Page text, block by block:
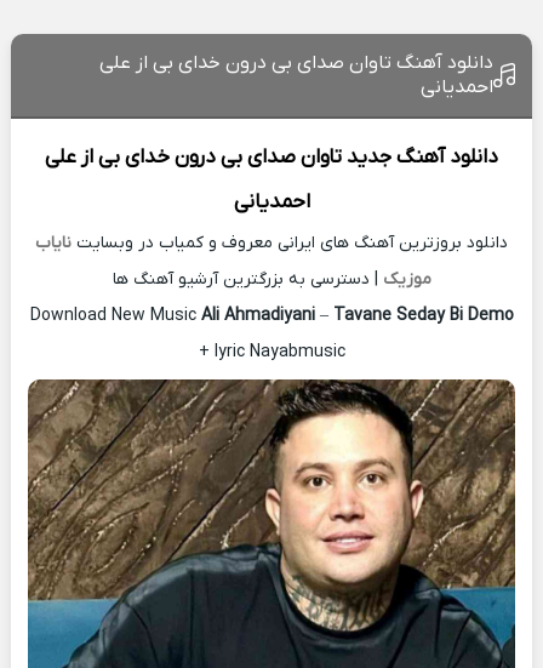
دانلود آهنگ تاوان صدای بی درون خدای بی از علی
احمدیانی
دانلود آهنگ جدید تاوان صدای بی درون خدای بی ازعلی
احمدیانی
دانلود بروزترین آهنگ های ایرانی معروف و کمیاب در وبسایت نایاب
موزیک | دسترسی به بزرگترین آرشیو آهنگ ها
Download New Music Ali Ahmadiyani– Tavane Seday Bi Demo
+ lyric Nayabmusic